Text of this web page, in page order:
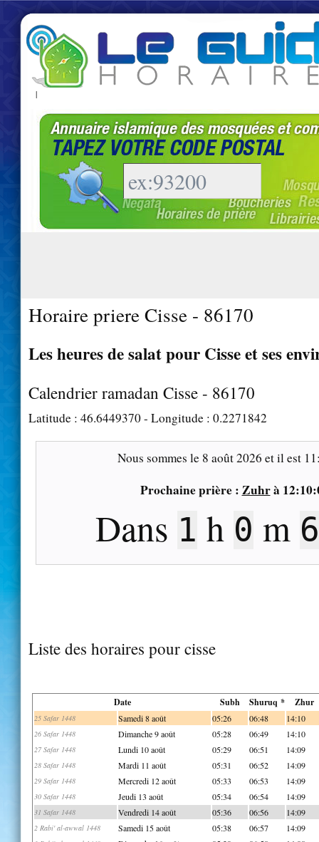
|
Horaire priere Cisse - 86170
Les heures de salat pour Cisse et ses
Calendrier ramadan Cisse - 86170
Latitude : 46.6449370- Longitude : 0.2271842
Nous sommes le 8 août 2026 et il est
Prochaine prière : Zuhrà
Dans 1 h 0 m 5
Liste des horaires pour cisse
Date Subh Shuruq * Zhur
25 Safar 1448 Samedi 8 août 05:26 06:48 14:10
26 Safar 1448 Dimanche 9 août 05:28 06:49 14:10
27 Safar 1448 Lundi 10 août 05:29 06:51 14:09
28 Safar 1448 Mardi 11 août 05:31 06:52 14:09
29 Safar 1448 Mercredi 12 août 05:33 06:53 14:09
30 Safar 1448 Jeudi 13 août 05:34 06:54 14:09
31 Safar 1448 Vendredi 14 août 05:36 06:56 14:09
2 Rabi' al-awwal 1448 Samedi 15 août 05:38 06:57 14:09